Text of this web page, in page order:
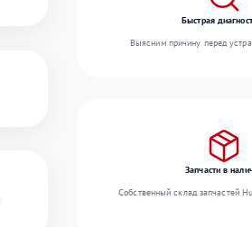
Быстрая
Выясним причину перед
Запчасти в
Собственный склад запчастей